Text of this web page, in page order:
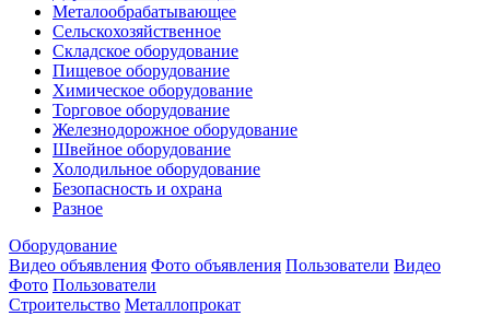
Металообрабатывающее
Сельскохозяйственное
Cкладское оборудование
Пищевое оборудование
Химическое оборудование
Торговое оборудование
Железнодорожное оборудование
Швейное оборудование
Холодильное оборудование
Безопасность и охрана
Разное
Оборудование
Видео объявления Фото объявления Пользователи Видео
Фото Пользователи
Строительство Металлопрокат